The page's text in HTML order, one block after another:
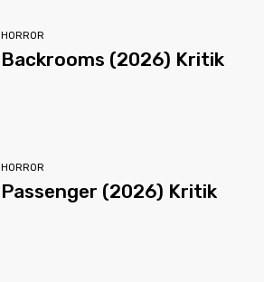
HORROR
Backrooms (2026) Kritik
HORROR
Passenger (2026) Kritik